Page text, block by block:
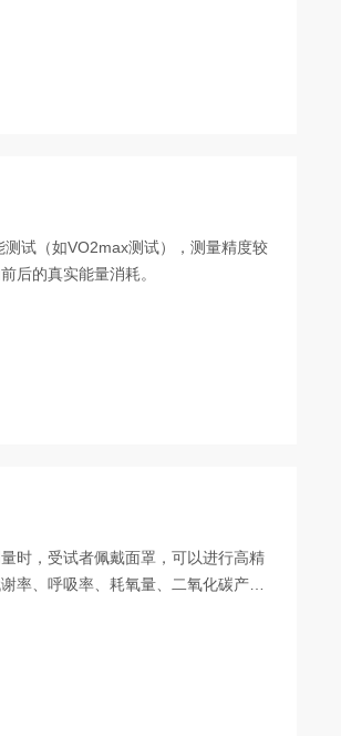
量人体在自由活动状态下的能量代谢
试（如VO2max测试），测量精度较
后的真实能量消耗。
时，受试者佩戴面罩，可以进行高精
率、呼吸率、耗氧量、二氧化碳产生